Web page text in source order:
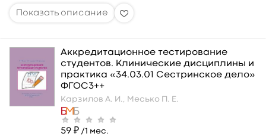
Аккредитационное тестирование
студентов. Клинические дисциплины и
практика «34.03.01 Сестринское дело»
ФГОС3++
Карзилов А. И., Месько П. Е.
59 ₽ /1 мес.